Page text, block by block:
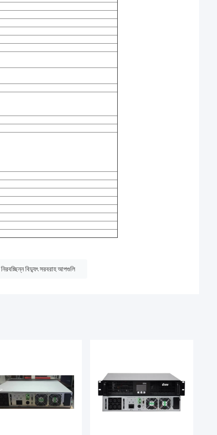
নিরবচ্ছিন্ন বিদ্যুৎ সরবরাহ আপগুলি